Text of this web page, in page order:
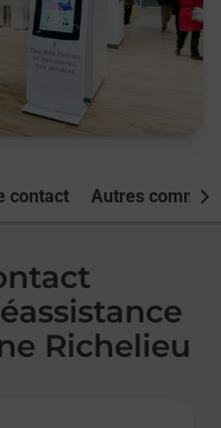
contact Autres
Richelieu